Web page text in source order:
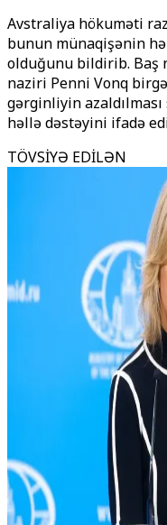
Avstraliya hökuməti
bunun münaqişənin
olduğunu bildirib. Baş
naziri Penni Vonq
gərginliyin
həllə dəstəyini ifadə
TÖVSİYƏ EDİLƏN